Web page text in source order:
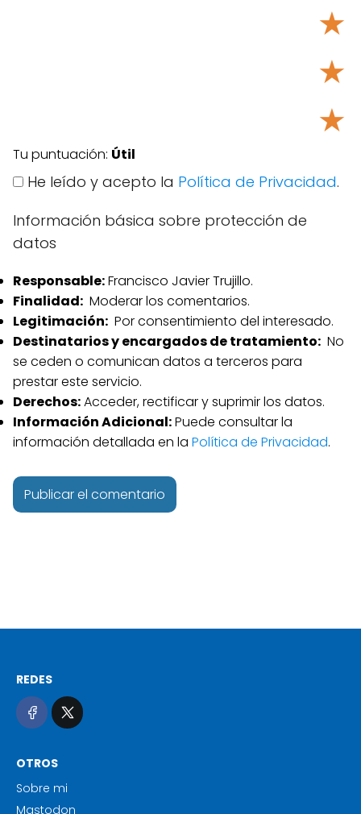
★
★
★
Tu puntuación: Útil
He leído y acepto la Política de Privacidad.
Información básica sobre protección de
datos
Responsable:Francisco Javier Trujillo.
Finalidad: Moderar los comentarios.
Legitimación: Por consentimiento del interesado.
Destinatarios y encargados de tratamiento: No
se ceden o comunican datos a terceros para
prestar este servicio.
Derechos:Acceder, rectificar y suprimir los datos.
Información Adicional:Puede consultar la
información detallada en la Política de Privacidad.
REDES
OTROS
Sobre mi
Mastodon